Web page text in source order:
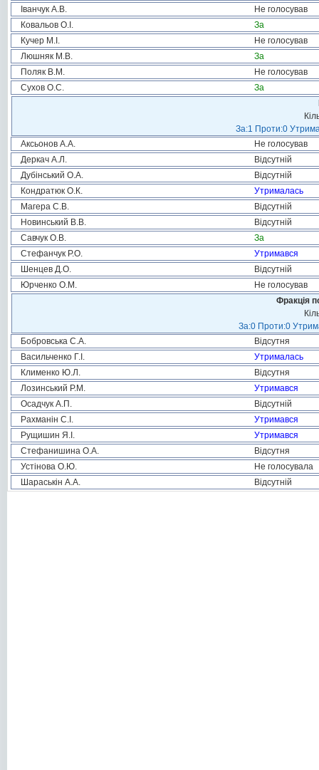
Іванчук А.В.
Не голосував
Ковальов О.І.
За
Кучер М.І.
Не голосував
Люшняк М.В.
За
Поляк В.М.
Не голосував
Сухов О.С.
За
За:1 Проти:0
Аксьонов А.А.
Не голосував
Деркач А.Л.
Відсутній
Дубінський О.А.
Відсутній
Кондратюк О.К.
Утрималась
Магера С.В.
Відсутній
Новинський В.В.
Відсутній
Савчук О.В.
За
Стефанчук Р.О.
Утримався
Шенцев Д.О.
Відсутній
Юрченко О.М.
Не голосував
Фракція
За:0 Проти:0
Бобровська С.А.
Відсутня
Васильченко Г.І.
Утрималась
Клименко Ю.Л.
Відсутня
Лозинський Р.М.
Утримався
Осадчук А.П.
Відсутній
Рахманін С.І.
Утримався
Рущишин Я.І.
Утримався
Стефанишина О.А.
Відсутня
Устінова О.Ю.
Не голосувала
Шараськін А.А.
Відсутній